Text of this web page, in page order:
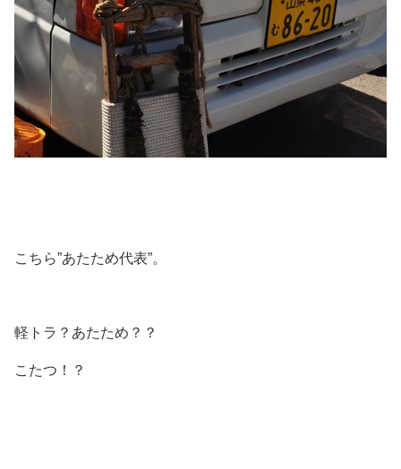
こちら”あたため代表”。
軽トラ？あたため？？
こたつ！？